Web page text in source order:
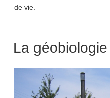
de vie.
La